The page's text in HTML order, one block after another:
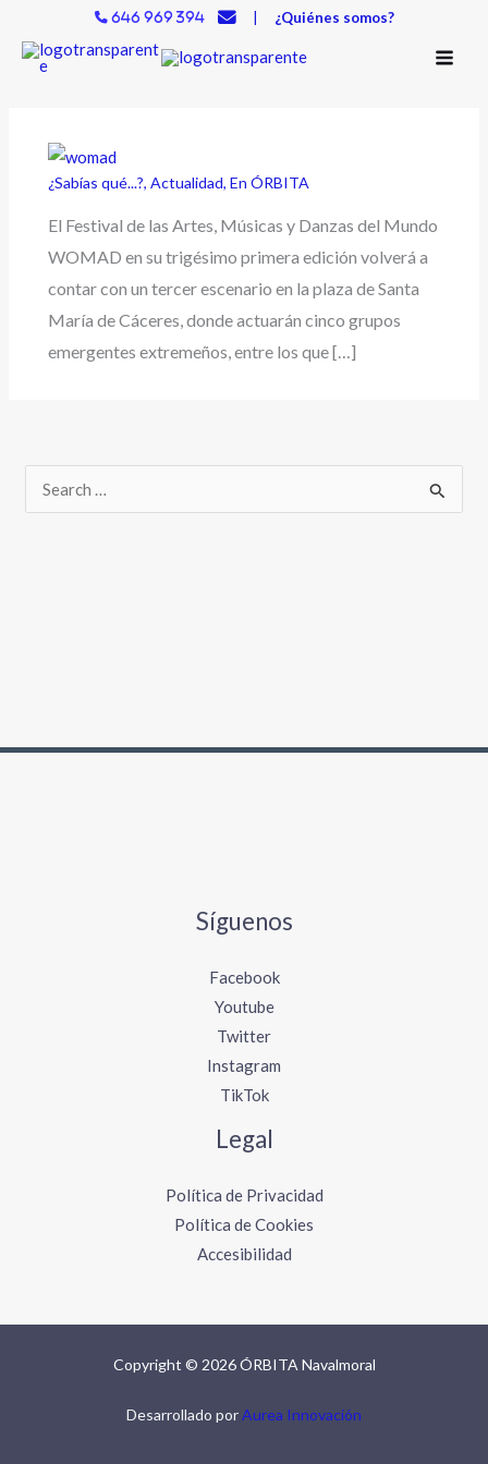
contenido
646 969 394 | ¿Quiénes somos?
¿Sabías qué...?,Actualidad,En ÓRBITA
El Festival de las Artes, Músicas y Danzas del Mundo
WOMAD en su trigésimo primera edición volverá a
contar con un tercer escenario en la plaza de Santa
María de Cáceres, donde actuarán cinco grupos
emergentes extremeños, entre los que […]
Síguenos
Facebook
Youtube
Twitter
Instagram
TikTok
Legal
Política de Privacidad
Política de Cookies
Accesibilidad
Copyright © 2026 ÓRBITA Navalmoral
Desarrollado porAurea Innovación